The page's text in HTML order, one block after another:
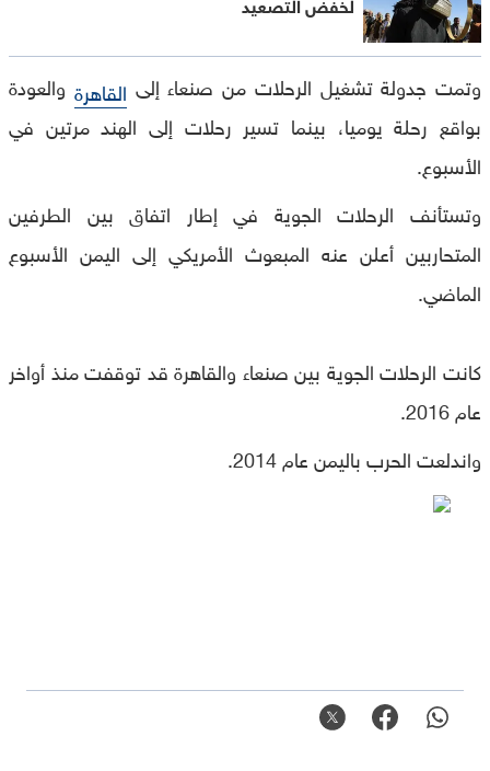
وتمت جدولة تشغيل الرحلات من صنعاء إلى القاهرة والعودة
بواقع رحلة يوميا، بينما تسير رحلات إلى الهند مرتين في
الأسبوع.
وتستأنف الرحلات الجوية في إطار اتفاق بين الطرفين
المتحاربين أعلن عنه المبعوث الأمريكي إلى اليمن الأسبوع
الماضي.
كانت الرحلات الجوية بين صنعاء والقاهرة قد توقفت منذ أواخر
عام 2016.
واندلعت الحرب باليمن عام 2014.